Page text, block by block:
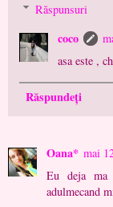
Răspunsuri
coco
asa este ,
Răspundeți
Oana* mai
Eu deja ma
adulmecand